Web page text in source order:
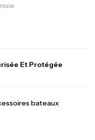
Et Protégée
bateaux
Massive Attack